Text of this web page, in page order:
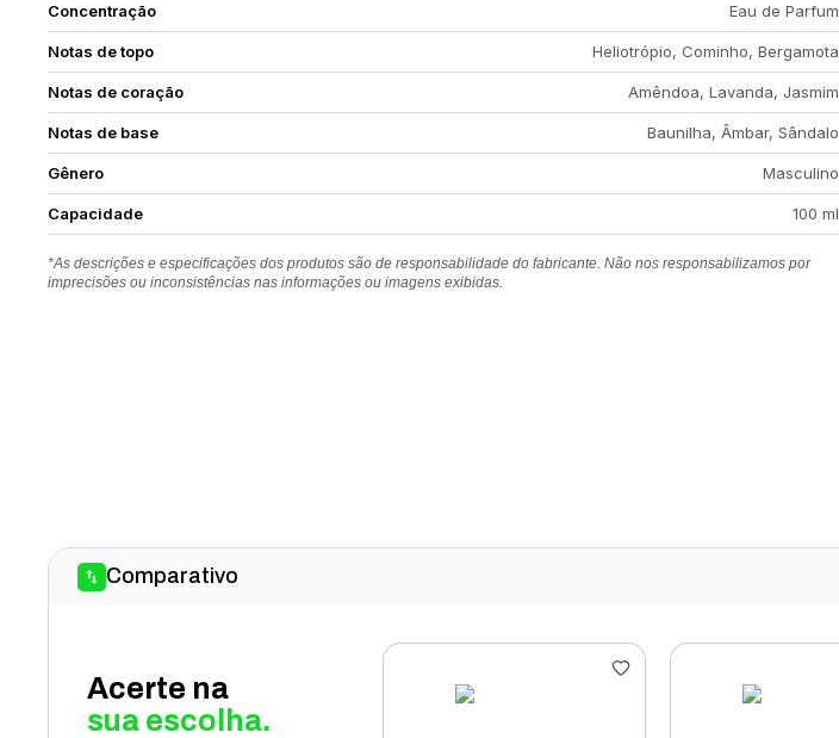
Concentração Eau de Parfum
Notas de topo Heliotrópio, Cominho, Bergamota
Notas de coração Amêndoa, Lavanda, Jasmim
Notas de base Baunilha, Âmbar, Sândalo
Gênero Masculino
Capacidade 100 ml
*As descrições e especificações dos produtos são de responsabilidade do fabricante. Não nos responsabilizamos por
imprecisões ou inconsistências nas informações ou imagens exibidas.
Comparativo
Acerte na
sua escolha.